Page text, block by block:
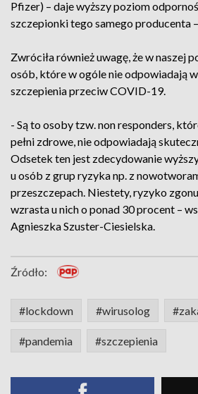
Pfizer) – daje wyższy poziom
szczepionki tego samego producenta
Zwróciła również uwagę, że w naszej
osób, które w ogóle nie odpowiadają
szczepienia przeciw COVID-19.
- Są to osoby tzw. non responders,
pełni zdrowe, nie odpowiadają
Odsetek ten jest zdecydowanie
u osób z grup ryzyka np. z
przeszczepach. Niestety, ryzyko
wzrasta u nich o ponad 30 procent –
Agnieszka Szuster-Ciesielska.
Źródło:
#lockdown #wirusolog
#pandemia #szczepienia